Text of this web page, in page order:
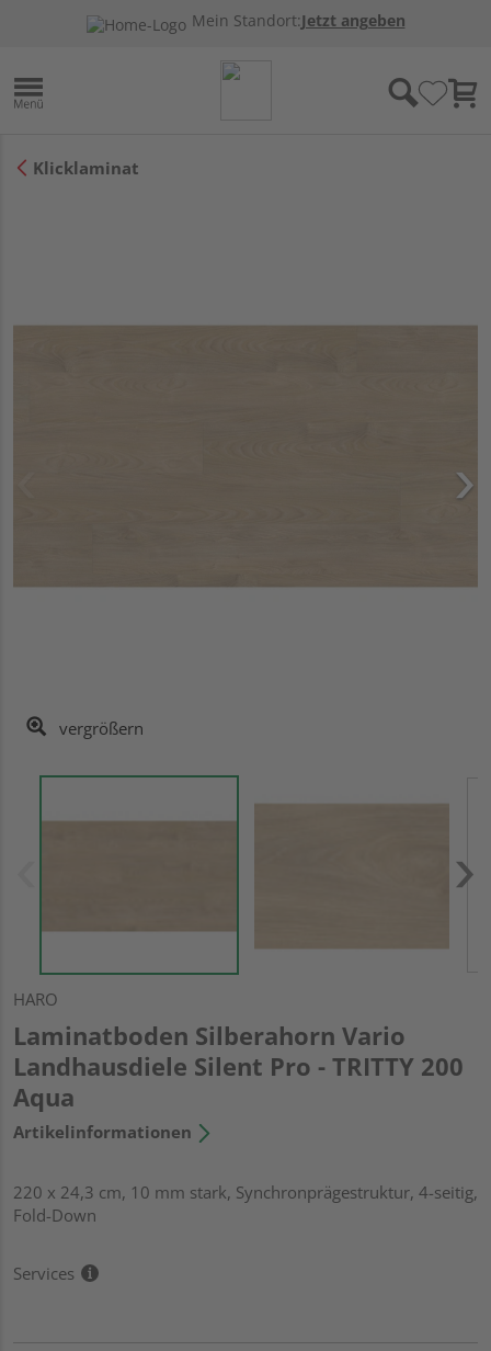
Mein Standort:Jetzt angeben
Klicklaminat
vergrößern
HARO
Laminatboden Silberahorn Vario
Landhausdiele Silent Pro - TRITTY 200
Aqua
Artikelinformationen
220 x 24,3 cm, 10 mm stark, Synchronprägestruktur, 4-seitig,
Fold-Down
Services